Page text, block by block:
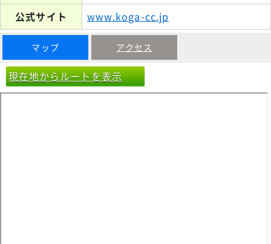
公式サイト
www.koga-cc.jp
マップ アクセス
現在地からルートを表示